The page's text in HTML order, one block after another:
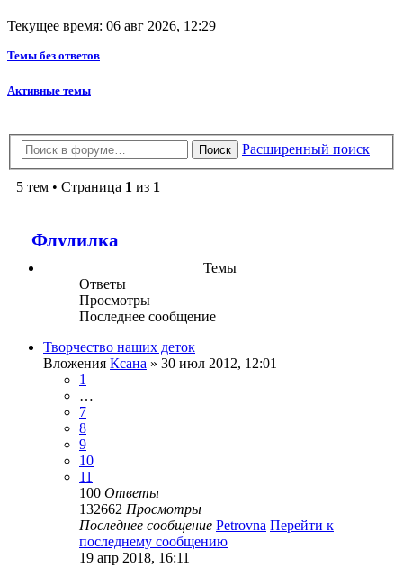
Текущее время: 06 авг 2026, 12:29
Темы без ответов
Активные темы
Поиск Расширенный поиск
5 тем • Страница 1 из 1
Флудилка
Темы
Ответы
Просмотры
Последнее сообщение
Творчество наших деток
Вложения Ксана » 30 июл 2012, 12:01
1
…
7
8
9
10
11
100 Ответы
132662 Просмотры
Последнее сообщение Petrovna Перейти к
последнему сообщению
19 апр 2018, 16:11